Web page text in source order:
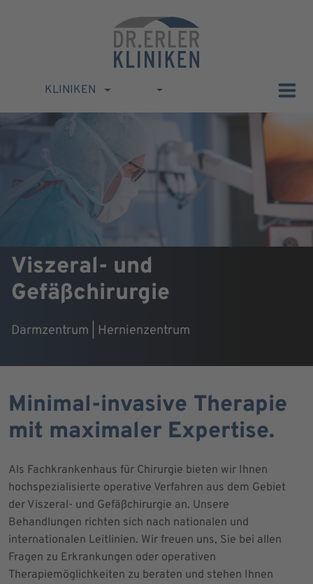
KLINIKEN
Viszeral- und
Gefäßchirurgie
Darmzentrum | Hernienzentrum
Minimal-invasive Therapie
mit maximaler Expertise.
Als Fachkrankenhaus für Chirurgie bieten wir Ihnen
hochspezialisierte operative Verfahren aus dem Gebiet
der Viszeral- und Gefäßchirurgie an. Unsere
Behandlungen richten sich nach nationalen und
internationalen Leitlinien. Wir freuen uns, Sie bei allen
Fragen zu Erkrankungen oder operativen
Therapiemöglichkeiten zu beraten und stehen Ihnen